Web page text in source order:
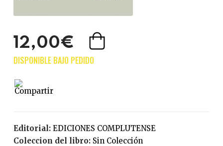
12,00€
Editorial:
EDICIONES COMPLUTENSE
Coleccion del libro:
Sin Colección